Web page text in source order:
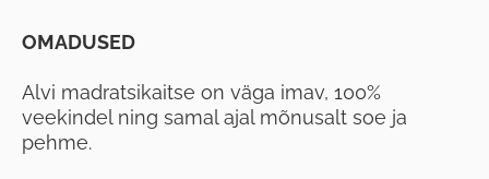
OMADUSED
Alvi madratsikaitse on väga imav, 100%
veekindel ning samal ajal mõnusalt soe ja
pehme.